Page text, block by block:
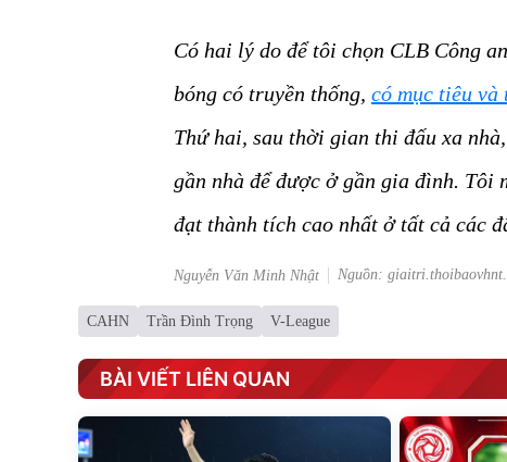
Có hai lý do để tôi chọn CLB Công
bóng có truyền thống, có mục tiêu và
Thứ hai, sau thời gian thi đấu xa
gần nhà để được ở gần gia đình. Tôi
đạt thành tích cao nhất ở tất cả các
Nguyễn Văn Minh Nhật Nguồn:
CAHN Trần Đình Trọng V-League
BÀI VIẾT LIÊN QUAN